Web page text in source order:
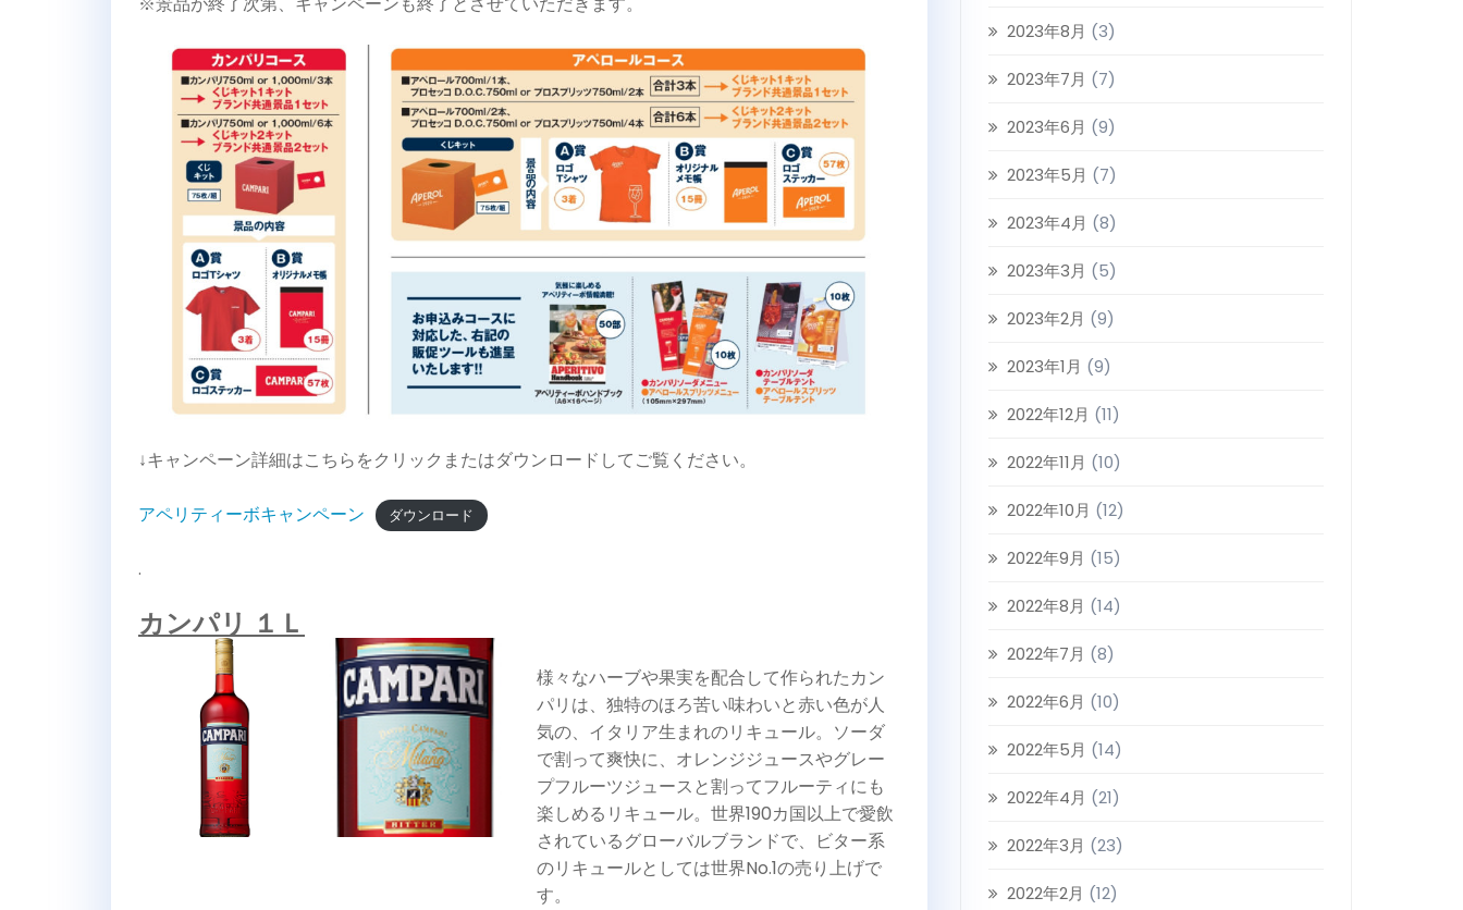
↓キャンペーン詳細はこちらをクリックまたはダウンロードしてご覧ください。
アペリティーボキャンペーン ダウンロード
.
カンパリ １Ｌ
様々なハーブや果実を配合して作られたカン
パリは、独特のほろ苦い味わいと赤い色が人
気の、イタリア生まれのリキュール。ソーダ
で割って爽快に、オレンジジュースやグレー
プフルーツジュースと割ってフルーティにも
楽しめるリキュール。世界190カ国以上で愛飲
されているグローバルブランドで、ビター系
のリキュールとしては世界No.1の売り上げで
す。
2023年8月 (3)
2023年7月 (7)
2023年6月 (9)
2023年5月 (7)
2023年4月 (8)
2023年3月 (5)
2023年2月 (9)
2023年1月 (9)
2022年12月 (11)
2022年11月 (10)
2022年10月 (12)
2022年9月 (15)
2022年8月 (14)
2022年7月 (8)
2022年6月 (10)
2022年5月 (14)
2022年4月 (21)
2022年3月 (23)
2022年2月 (12)